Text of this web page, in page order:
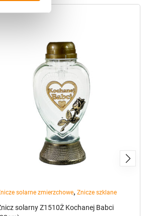
solarne zmierzchowe, Znicze szklane
solarny Z1510Ż Kochanej Babci